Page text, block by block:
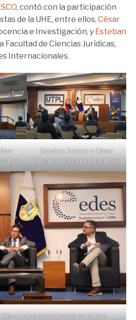
, contó con la participación
de la UHE, entre ellos, César
e Investigación, y Esteban
Facultad de Ciencias Jurídicas,
Internacionales.
foro
Esteban Santos y César
Ulloa participando en el foro
Ulloa participando en el foro